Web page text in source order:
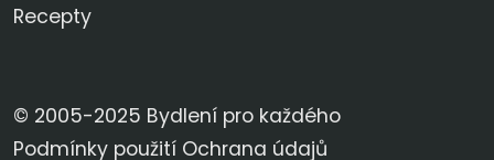
Recepty
© 2005-2025 Bydlení pro každého
Podmínky použití Ochrana údajů